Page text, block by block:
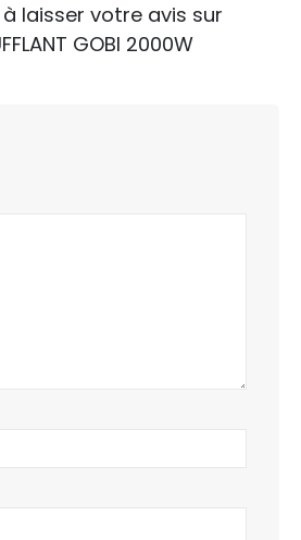
laisser votre avis sur
GOBI 2000W